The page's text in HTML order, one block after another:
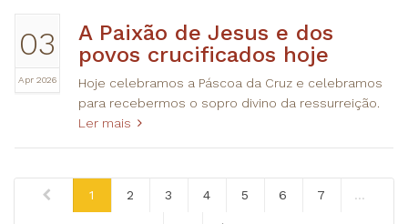
03
Apr 2026
A Paixão de Jesus e dos
povos crucificados hoje
Hoje celebramos a Páscoa da Cruz e celebramos
para recebermos o sopro divino da ressurreição.
Ler mais
1 2 3 4 5 6 7 ...